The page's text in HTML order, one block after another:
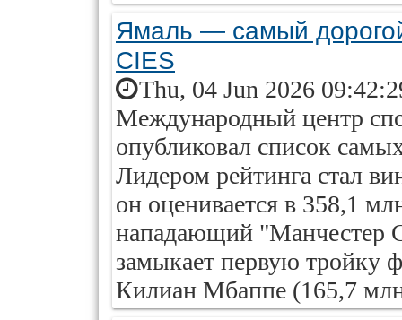
Ямаль — самый
CIES
Thu, 04 Jun 2026
Международный центр
опубликовал список
Лидером рейтинга стал
он оценивается в 358,1
нападающий "Манчестер
замыкает первую тройку
Килиан Мбаппе (165,7